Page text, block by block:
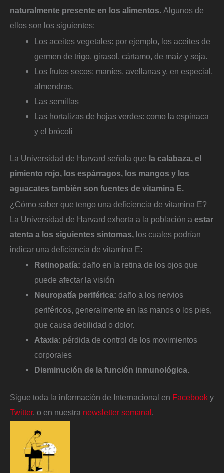
naturalmente presente en los alimentos. Algunos de
ellos son los siguientes:
Los aceites vegetales: por ejemplo, los aceites de
germen de trigo, girasol, cártamo, de maíz y soja.
Los frutos secos: maníes, avellanas y, en especial,
almendras.
Las semillas
Las hortalizas de hojas verdes: como la espinaca
y el brócoli
La Universidad de Harvard señala que la calabaza, el
pimiento rojo, los espárragos, los mangos y los
aguacates también son fuentes de vitamina E.
¿Cómo saber que tengo una deficiencia de vitamina E?
La Universidad de Harvard exhorta a la población a estar
atenta a los siguientes síntomas, los cuales podrían
indicar una deficiencia de vitamina E:
Retinopatía:daño en la retina de los ojos que
puede afectar la visión
Neuropatía periférica:daño a los nervios
periféricos, generalmente en las manos o los pies,
que causa debilidad o dolor.
Ataxia: pérdida de control de los movimientos
corporales
Disminución de la función inmunológica.
Sigue toda la información de Internacional en Facebook y
Twitter, o en nuestra newsletter semanal.